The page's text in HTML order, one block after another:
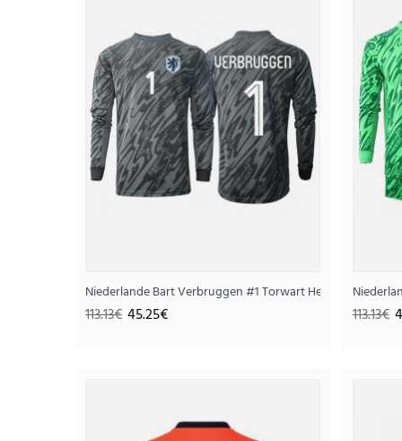
Niederlande Bart Verbruggen #1 Torwart Heimtrikot WM
113.13€ 45.25€ 113.13€